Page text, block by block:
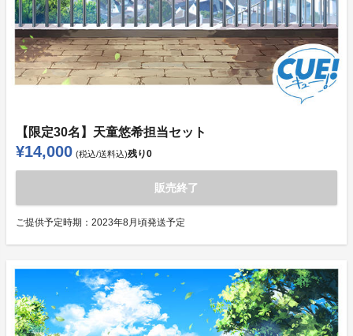
【限定30名】天童悠希担当セット
¥14,000 (税込/送料込)残り0
販売終了
ご提供予定時期： 2023年8月頃発送予定